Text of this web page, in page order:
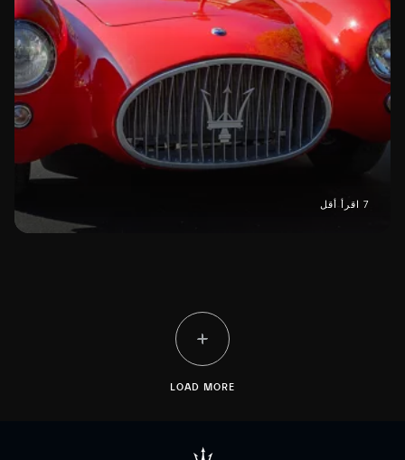
7 اقرأ أقل
LOAD MORE